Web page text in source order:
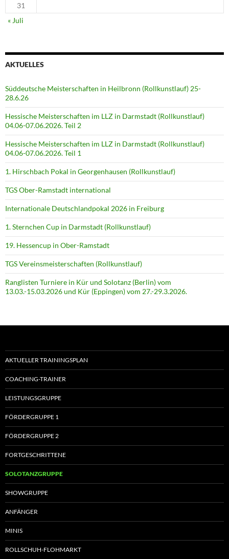
31
« Juli
AKTUELLES
Süddeutsche Meisterschaften in Heilbronn (Rollkunstlauf) 25-
28.6.26
Hessische Meisterschaften im LLZ in Darmstadt (Rollkunstlauf)
04.06-07.06.2026. Teil 2
Hessische Meisterschaften im LLZ in Darmstadt (Rollkunstlauf)
04.06-07.06.2026. Teil 1
1. Hirschbach Pokal in Georgenhausen (Rollkunstlauf)
TGS Ober-Ramstadt international
Internationale Deutschlandpokal 2026 in Freiburg
1. Sternchen Cup in Darmstadt (Rollkunstlauf)
19. Hessencup in Ober-Ramstadt
TGS Vereinsmeisterschaften (Rollkunstlauf)
Ranglisten Turniere in Kür und Solotanz (Berlin) vom
13.03.-15.03.2026 und Kür (Eppingen) vom 27.-29.3.2026.
AKTUELLER TRAININGSPLAN
COACHING-TRAINER
LEISTUNGSGRUPPE
FÖRDERGRUPPE 1
FÖRDERGRUPPE 2
FORTGESCHRITTENE
SOLOTANZGRUPPE
SHOWGRUPPE
ANFÄNGER
MINIS
ROLLSCHUH-FLOHMARKT